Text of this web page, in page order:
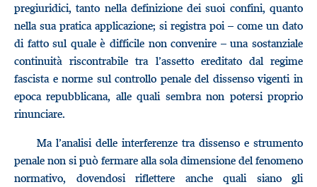
pregiuridici, tanto nella definizione dei suoi confini, quanto
nella sua pratica applicazione; si registra poi – come un dato
di fatto sul quale è difficile non convenire – una sostanziale
continuità riscontrabile tra l’assetto ereditato dal regime
fascista e norme sul controllo penale del dissenso vigenti in
epoca repubblicana, alle quali sembra non potersi proprio
rinunciare.
Ma l’analisi delle interferenze tra dissenso e strumento
penale non si può fermare alla sola dimensione del fenomeno
normativo, dovendosi riflettere anche quali siano gli